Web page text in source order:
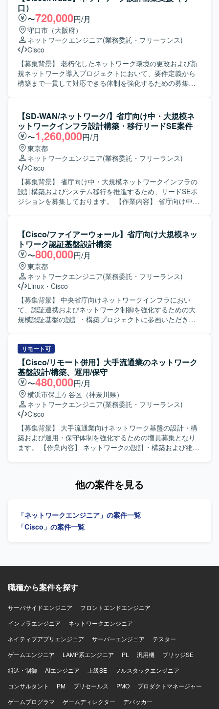
（物理設計、論理設計） ・パラメータ設計 ・各種設定・構
成に関する手順書作成 ・商用切替などの商用作業対応 ・デ
ータセンタにおける初期設定作業（必要に応じてACI関連作
業を現地で実施する場合があります） 【求める人物像】 ・
中長期で安定して参画いただける方 ・ネットワーク技術の
キャッチアップに前向きに取り組める方 ・手順書作成など
ドキュメント作業も丁寧に対応いただける方 ・関係者とコ
ミュニケーションを取りながら主体的に作業を進められる
方 【ポジションの魅力】 ・キャリア系データセンタの基幹
ロードバランサ、ファイアウォール等を活用した高度なネ
ットワーク技術に携わることができます。 ・長期想定のた
め、腰を据えてスキルアップしながら参画いただけます。
【開発環境】 ・ネットワーク機器：Cisco Nexusシリー
ズ、Cisco ACI、A10、F5 など ・ドキュメント：各種設計
書・手順書作成ツール（詳細は別途）
口）
〜720,000円/月
守口市（大阪府）
ネットワークエンジニア(業務委託・フリーランス)
Cisco
【募集背景】 老朽化したネットワーク環境の更改および新
規ネットワーク導入プロジェクトにおいて、要件定義から
構築まで一貫して対応できる体制を強化するための募集で
計、構築までをご担当いただきます。 既存ネットワーク環
境の現地調査、構成や設置場所、配線、影響範囲の確認を
行い、その結果を踏まえた新規導入やリプレースの検討を
実施します。 ベンダーや現場担当者との調整、作業手順の
確認など、関係各所とのコミュニケーションを取りながら
円滑な導入・移行を推進していただきます。 【求める人物
像】 現地で自ら確認すべき点を主体的に確認しに行動でき
る方を求めています。 業者や担当者と会話しながら、状況
に応じた提案や調整を行い、プロジェクトを前向きに推進
できる方を歓迎いたします。 【ポジションの魅力】 老朽化
ットワークエンジニアとしてのスキルを総合的に高めてい
ただけます。 複数ベンダー機器を扱う環境での設計・構築
経験を積むことができ、将来的なリーダーポジションを目
指す方にも適したポジションです。 【開発環境】 Cisco
L2/L3スイッチ、Aruba L2/L3スイッチ、VPN機器、
FortiGateやPaloaltoなどのネットワーク機器を中心とした
環境です。
【SD-WAN/ネットワーク/】省庁向け中・大規模ネ
ットワークインフラ設計構築・移行リードSE案件
〜1,260,000円/月
東京都
ネットワークエンジニア(業務委託・フリーランス)
Cisco
【募集背景】 省庁向け中・大規模ネットワークインフラの
設計構築およびシステム移行を推進するため、リードSEポ
ジションを募集しております。 【作業内容】 省庁向け中・
である省庁の管理者および利用者向けに説明資料を作成
し、対面での技術説明や合意形成を実施していただきま
す。業務システムや基幹システム（クラウド/オンプレミ
ス）の移行におけるフロント対応および推進、ベンダーや
関連部署など各ステークホルダーとの利害調整・折衝業務
も担当していただきます。また、プロジェクトにおけるリ
ーダー/サブリーダーとしてタスク管理や進捗管理も行って
いただきます。 【求める人物像】 技術的な専門性に加え、
省庁のドキュメント文化を理解し、対面での丁寧なコミュ
ニケーションができる方を求めております。関係者との合
力】 中央省庁向けの中・大規模ネットワークインフラ案件
にリードSEとして参画できるため、社会的インパクトの大
きいプロジェクトに裁量を持って関わることができます。
要件定義から設計・構築・移行まで一連の工程に携わるこ
とで、ネットワークおよびインフラ領域の経験を広く深く
積むことができます。 【開発環境】 中・大規模ネットワー
ク環境（SD-WAN、GSS等）およびオンプレミスと各種ク
ラウドを組み合わせたハイブリッドインフラ環境での設
計・構築・移行を行います。
【Cisco/ファイアーウォール】省庁向け大規模ネッ
トワーク認証基盤設計構築
〜800,000円/月
東京都
ネットワークエンジニア(業務委託・フリーランス)
Linux ・ Cisco
【募集背景】 中央省庁向けネットワークインフラにおい
て、認証連携およびネットワーク制御を強化するための大
規模認証基盤の設計・構築プロジェクトに参画いただきま
築を行っていただきます。 RADIUS / LDAPを用いたユーザ
ー・端末認証基盤の設計・構築を実施していただきます。
安全な無線LAN（Wi-Fi）環境の設計・構築および電波・ア
クセス制御の検討・実装を行っていただきます。 Linux /
Windowsサーバー上でのログ調査、証明書設定、認証連携
に伴う各種設定・検証作業を担当していただきます。 プロ
ジェクトに伴う設計書、パラメータシート、テスト仕様書
などの技術ドキュメントを作成していただきます。 【求め
る人物像】 認証や証明書、ネットワークポリシー制御に強
みを持ち、高い専門性を活かして主体的に設計・構築をリ
ードしていただける方を求めています。 【ポジションの魅
す。 Ciscoの先進的なソリューション（ISE、DNAC等）を
Catalyst, WLC, Cisco ISE, Cisco DNA Center (DNAC) 認証
プロトコル： RADIUS, LDAP サーバーOS： Linux,
リモート可
【Cisco/リモート併用】大手流通業のネットワーク
基盤設計/構築、運用/保守
〜480,000円/月
横浜市保土ケ谷区（神奈川県）
ネットワークエンジニア(業務委託・フリーランス)
Cisco
【募集背景】 大手流通業向けネットワーク基盤の設計・構
築および運用・保守体制を強化するための増員募集となり
ます。 【作業内容】 ネットワークの設計・構築および維持
ネットワーク機器の設定変更作業も実施いたします。デー
を推進していただきます。 【求める人物像】 ネットワーク
設計・構築の実務経験を活かし、自ら課題を見つけて主体
ションの魅力】 大手流通業向けの大規模ネットワーク基盤
ト、リリースまで一貫して経験を積むことができます。
Cisco製品を中心とした実務を通じて、各種プロトコルの知
見や設計スキルをさらに高めることができます。 【開発環
境】 Cisco製ネットワーク機器を中心としたネットワーク環
境での設計・構築および保守運用となります。
他の案件を見る
「ネットワークエンジニア」の案件一覧
「Cisco」の案件一覧
職種から案件を探す
サーバサイドエンジニア
フロントエンドエンジニア
インフラエンジニア
ネットワークエンジニア
ネイティブアプリエンジニア
サーバーエンジニア
テスター
ゲームエンジニア
LAMP系エンジニア PL 汎用機
ブリッジSE
組込・制御
AIエンジニア 上級SE
フルスタックエンジニア
コンサルタント
PM プリセールス PMO
プロダクトマネージャー
ゲームプログラマ
ゲームディレクター
デバッカー